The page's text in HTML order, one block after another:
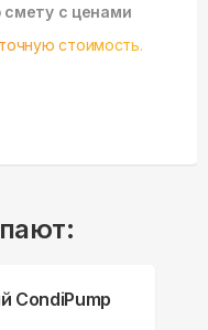
с ценами
стоимость.
CondiPump